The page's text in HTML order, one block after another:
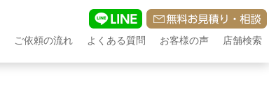
ご依頼の流れ よくある質問 お客様の声 店舗検索